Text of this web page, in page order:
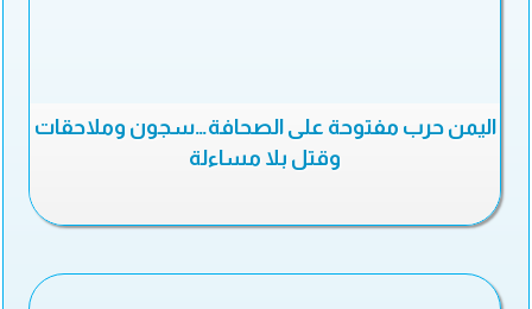
اليمن حرب مفتوحة على الصحافة…سجون وملاحقات
وقتل بلا مساءلة